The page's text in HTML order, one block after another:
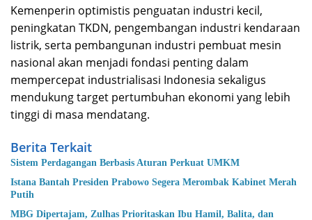
Kemenperin optimistis penguatan industri kecil,
peningkatan TKDN, pengembangan industri kendaraan
listrik, serta pembangunan industri pembuat mesin
nasional akan menjadi fondasi penting dalam
mempercepat industrialisasi Indonesia sekaligus
mendukung target pertumbuhan ekonomi yang lebih
tinggi di masa mendatang.
Berita Terkait
Sistem Perdagangan Berbasis Aturan Perkuat UMKM
Istana Bantah Presiden Prabowo Segera Merombak Kabinet Merah
Putih
MBG Dipertajam, Zulhas Prioritaskan Ibu Hamil, Balita, dan